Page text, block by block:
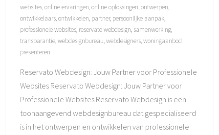
websites,online ervaringen,online oplossingen,ontwerpen,
ontwikkelaars,ontwikkelen, partner, persoonlijke aanpak,
professionele websites, reservato webdesign, samenwerking,
transparantie,webdesignbureau,webdesigners,woningaanbod
presenteren
Reservato Webdesign: Jouw Partner voor Professionele
Websites Reservato Webdesign: Jouw Partner voor
Professionele Websites Reservato Webdesign is een
toonaangevend webdesignbureau dat gespecialiseerd
is in het ontwerpen en ontwikkelen van professionele